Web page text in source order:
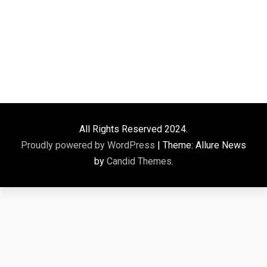
All Rights Reserved 2024.
Proudly powered by WordPress
Theme: Allure News
by Candid Themes.